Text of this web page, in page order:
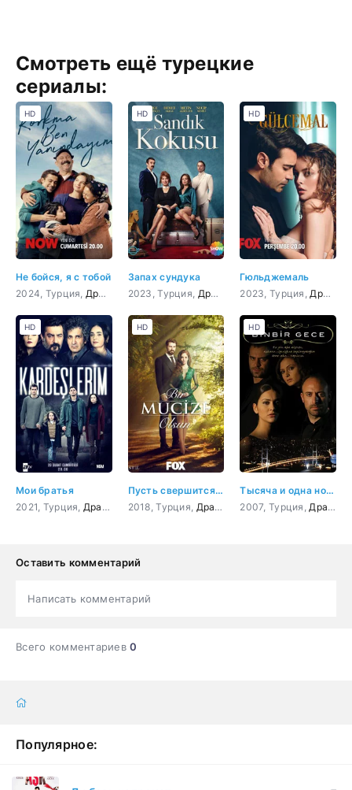
Смотреть ещё турецкие
сериалы:
Не бойся, я с тобой
2024, Турция, Драма
HD
Запах сундука
2023, Турция, Драма
HD
Гюльджемаль
2023, Турция, Драма
HD
Мои братья
2021, Турция, Драма
HD
Пусть свершится чудо
2018, Турция, Драма Мелодрама
HD
Тысяча и одна ночь
2007, Турция, Драма
HD
Оставить комментарий
Написать комментарий
Всего комментариев0
Популярное: